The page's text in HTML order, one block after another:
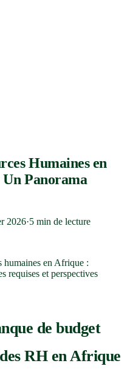
Humaines en
Panorama
2026·5 min de lecture
humaines en Afrique :
requises et perspectives
de budget
RH en Afrique